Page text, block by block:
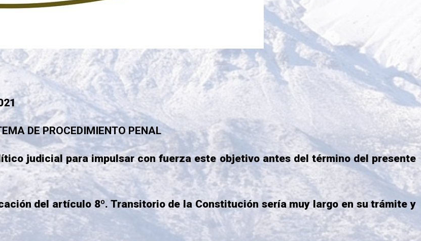
DE PROCEDIMIENTO PENAL
judicial para impulsar con fuerza este objetivo antes del término del presente
del artículo 8º. Transitorio de la Constitución sería muy largo en su trámite y